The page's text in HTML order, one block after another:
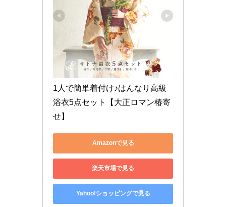
1人で簡単着付け♪はんなり高級
浴衣5点セット【大正ロマン椿寄
せ】
Amazonで見る
楽天市場で見る
Yahoo!ショッピングで見る